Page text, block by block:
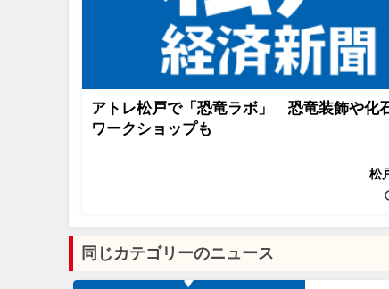
アトレ松戸で「恐竜ラボ」 恐竜装飾や化
ワークショップも
松
同じカテゴリーのニュース